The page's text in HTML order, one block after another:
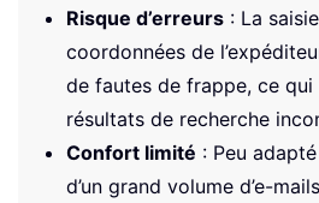
Risque d’erreurs : La
coordonnées de
de fautes de frappe, ce
résultats de recherche
Confort limité : Peu
d’un grand volume d’e-